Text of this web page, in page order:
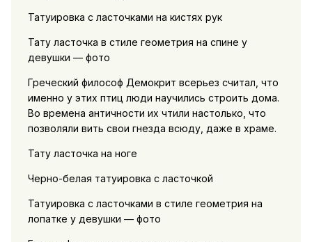
Татуировка с ласточками на кистях рук
Тату ласточка в стиле геометрия на спине у
девушки — фото
Греческий философ Демокрит всерьез считал, что
именно у этих птиц люди научились строить дома.
Во времена античности их чтили настолько, что
позволяли вить свои гнезда всюду, даже в храме.
Тату ласточка на ноге
Черно-белая татуировка с ласточкой
Татуировка с ласточками в стиле геометрия на
лопатке у девушки — фото